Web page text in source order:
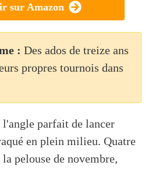
sur Amazon
: Des ados de treize ans
propres tournois dans
parfait de lancer
en plein milieu. Quatre
pelouse de novembre,